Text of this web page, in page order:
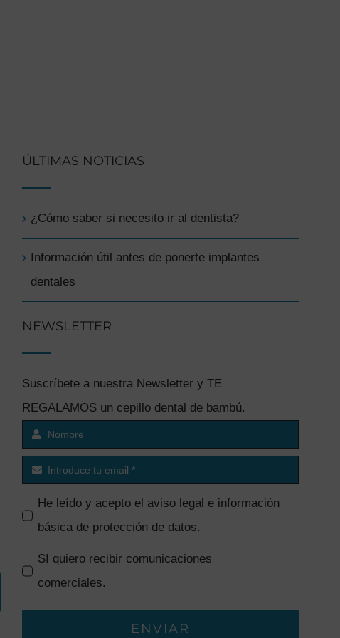
ÚLTIMAS NOTICIAS
¿Cómo saber si necesito ir al dentista?
Información útil antes de ponerte implantes
dentales
NEWSLETTER
Suscríbete a nuestra Newsletter y TE
REGALAMOS un cepillo dental de bambú.
He leído y acepto el aviso legal e información
básica de protección de datos.
SI quiero recibir comunicaciones
comerciales.
ENVIAR